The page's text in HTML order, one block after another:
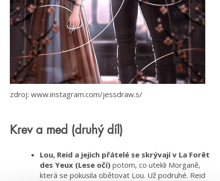
zdroj: www.instagram.com/jessdraw.s/
Krev a med (druhý díl)
Lou, Reid a jejich přátelé se skrývají v La Forêt
des Yeux (Lese očí) potom, co utekli Morganě,
která se pokusila obětovat Lou. Už podruhé. Reid